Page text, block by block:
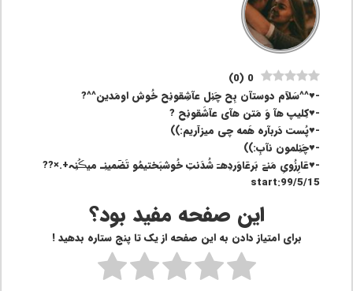
0
(
0
)
-♥^^سَلآم دوستآن بِح چَنِل عآشِقونِح خُوش اومَدین^^?
-♥کِلیپ هآ وَ مَتن هآی عآشَقونِح ?
-♥پُست دَربآره هَمه چی میزآریم:))
-♥چَنِلمون نآبِ:))
-♥عٓارِزُویِ مَنےٓ بَرعٓاوَردِهـٓ شُدَنتِ خُوشبَختیمُو تَضٓمینِـ میڪُنِہ+.×??
start:99/5/15
این صفحه مفید بود؟
برای امتیاز دادن به این صفحه از یک تا پنج ستاره بدهید !